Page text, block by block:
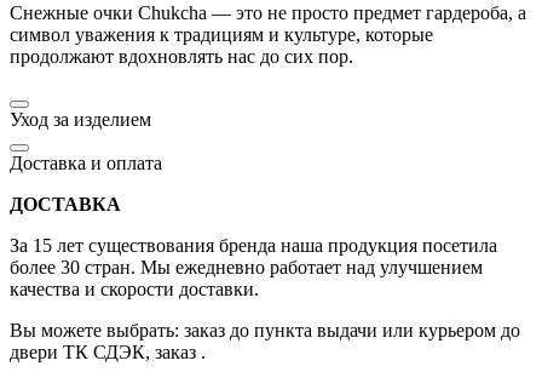
Снежные очки Chukcha — это не просто предмет гардероба, а
символ уважения к традициям и культуре, которые
продолжают вдохновлять нас до сих пор.
Уход за изделием
Доставка и оплата
ДОСТАВКА
За 15 лет существования бренда наша продукция посетила
более 30 стран. Мы ежедневно работает над улучшением
качества и скорости доставки.
Вы можете выбрать: заказ до пункта выдачи или курьером до
двери ТК СДЭК, заказ .